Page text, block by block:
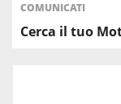
COMUNICATI
Cerca il tuo